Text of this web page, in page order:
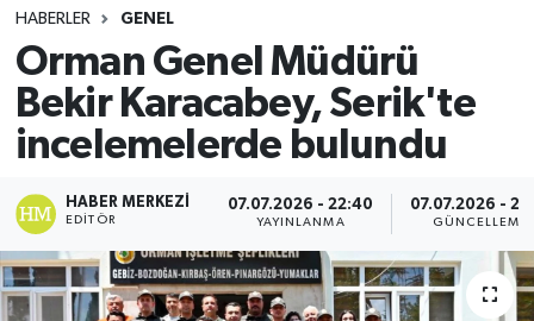
HABERLER GENEL
Orman Genel Müdürü
Bekir Karacabey, Serik'te
incelemelerde bulundu
HABER MERKEZI
EDITÖR
07.07.2026 - 22:40
YAYINLANMA
07.07.2026 -
GÜNCELLEME